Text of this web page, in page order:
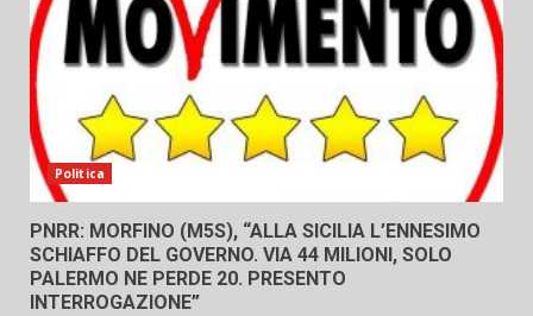
Politica
PNRR: MORFINO (M5S), “ALLA SICILIA L’ENNESIMO
SCHIAFFO DEL GOVERNO. VIA 44 MILIONI, SOLO
PALERMO NE PERDE 20. PRESENTO
INTERROGAZIONE”